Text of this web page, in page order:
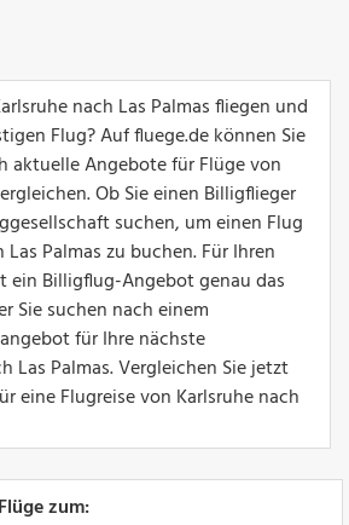
nach Las Palmas fliegen und
Flug? Auf fluege.de können Sie
aktuelle Angebote für Flüge von
Ob Sie einen Billigflieger
suchen, um einen Flug
Palmas zu buchen. Für Ihren
ein Billigflug-Angebot genau das
Sie suchen nach einem
für Ihre nächste
Las Palmas. Vergleichen Sie jetzt
eine Flugreise von Karlsruhe nach
zum: